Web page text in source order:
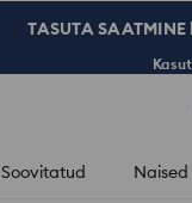
TASUTA
Soovitatud Naised